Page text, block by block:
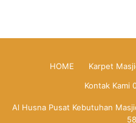
HOME Karpet
Kontak Kami
Al Husna Pusat Kebutuhan